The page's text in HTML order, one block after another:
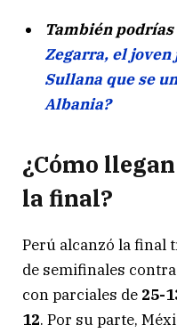
También
Zegarra, el
Sullana que se
Albania?
¿Cómo
la final?
Perú alcanzó la final
de semifinales
con parciales de 25-
12. Por su parte,